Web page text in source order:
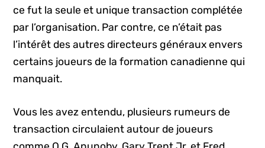
ce fut la seule et unique transaction complétée
par l’organisation. Par contre, ce n’était pas
l’intérêt des autres directeurs généraux envers
certains joueurs de la formation canadienne qui
manquait.
Vous les avez entendu, plusieurs rumeurs de
transaction circulaient autour de joueurs